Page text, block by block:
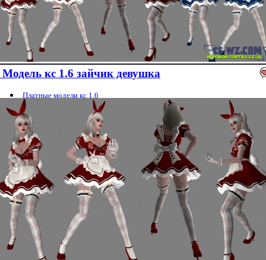
Модель кс 1.6 зайчик девушка
Платные модели кс 1.6